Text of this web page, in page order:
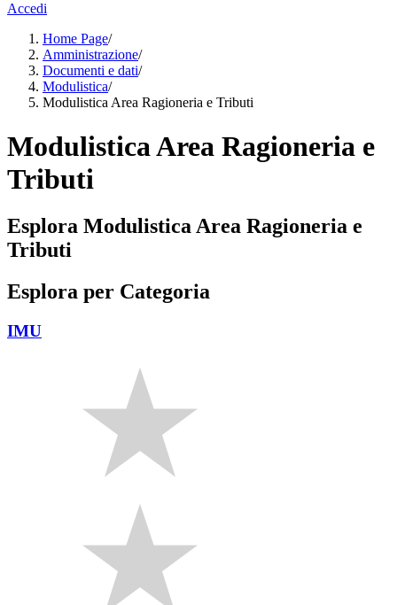
Accedi
Home Page/
Amministrazione/
Documenti e dati/
Modulistica/
Modulistica Area Ragioneria e Tributi
Modulistica Area Ragioneria e
Tributi
Esplora Modulistica Area Ragioneria e
Tributi
Esplora per Categoria
IMU